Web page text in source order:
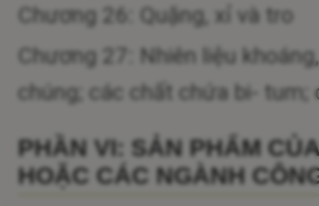
Chương 26: Quặng, xỉ và tro
Chương 27: Nhiên liệu
chúng; các chất chứa bi-
PHẦN VI: SẢN PHẨM
HOẶC CÁC NGÀNH